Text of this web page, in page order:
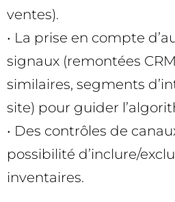
ventes).
• La prise en compte
signaux (remontées
similaires, segments
site) pour guider
• Des contrôles de
possibilité d’inclure/
inventaires.